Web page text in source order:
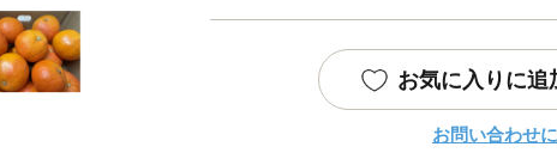
お気に入りに追
お問い合わせ